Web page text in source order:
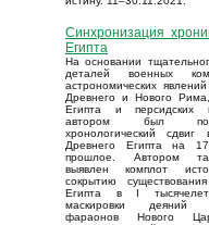
Синхронизация
Египта
На основании
деталей военных
астрономических
Древнего и Нового
Египта и персидских
автором был
хронологический сдвиг
Древнего Египта на
прошлое. Автором
выявлен комплот
сокрытию
Египта в I
маскировки деяний
фараонов Нового